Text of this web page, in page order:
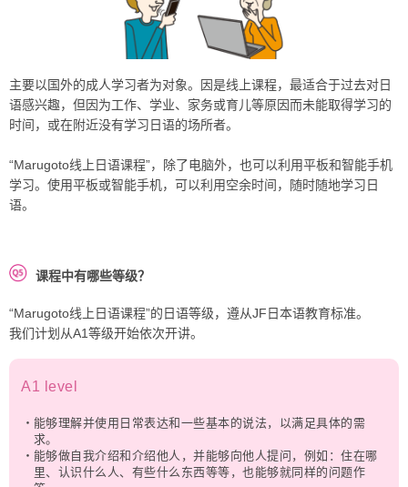
主要以国外的成人学习者为对象。因是线上课程，最适合于过去对日
语感兴趣，但因为工作、学业、家务或育儿等原因而未能取得学习的
时间，或在附近没有学习日语的场所者。
“Marugoto线上日语课程”，除了电脑外，也可以利用平板和智能手机
学习。使用平板或智能手机，可以利用空余时间，随时随地学习日
语。
课程中有哪些等级？
“Marugoto线上日语课程”的日语等级，遵从JF日本语教育标准。
我们计划从A1等级开始依次开讲。
A1 level
能够理解并使用日常表达和一些基本的说法，以满足具体的需
求。
能够做自我介绍和介绍他人，并能够向他人提问，例如：住在哪
里、认识什么人、有些什么东西等等，也能够就同样的问题作